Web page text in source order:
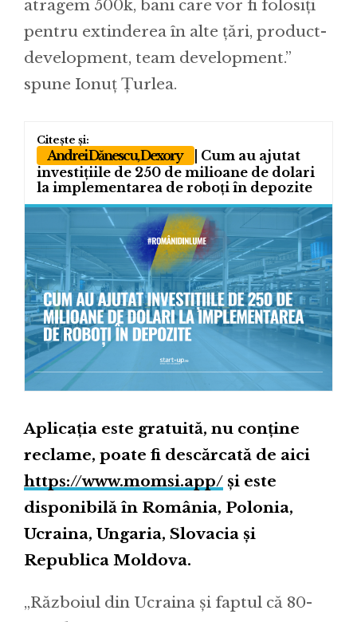
atragem 500k, bani care vor fi folosiți
pentru extinderea în alte țări, product-
development, team development.”
spune Ionuț Țurlea.
Andrei Dănescu, Dexory
| Cum au ajutat
investițiile de 250 de milioane de dolari
la implementarea de roboți în depozite
Aplicația este gratuită, nu conține
reclame, poate fi descărcată de aici
https://www.momsi.app/ și este
disponibilă în România, Polonia,
Ucraina, Ungaria, Slovacia și
Republica Moldova.
„Războiul din Ucraina și faptul că 80-